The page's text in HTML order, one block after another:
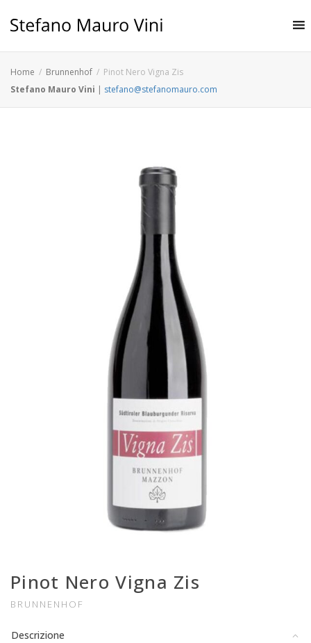
Home Brunnenhof
Pinot Nero Vigna Zis
Stefano Mauro Vini | stefano@stefanomauro.com
Pinot Nero Vigna Zis
BRUNNENHOF
Descrizione